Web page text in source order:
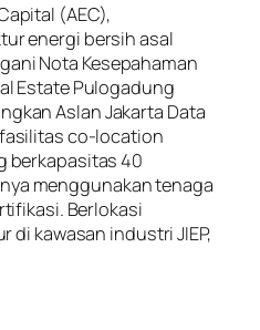
(AEC),
energi bersih asal
Nota Kesepahaman
Estate Pulogadung
Aslan Jakarta Data
co-location
berkapasitas 40
menggunakan tenaga
Berlokasi
di kawasan industri JIEP,